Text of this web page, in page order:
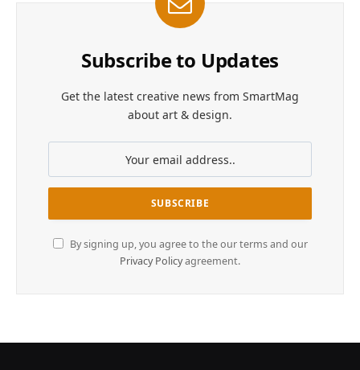
Subscribe to Updates
Get the latest creative news from SmartMag
about art & design.
By signing up, you agree to the our terms and our
Privacy Policyagreement.